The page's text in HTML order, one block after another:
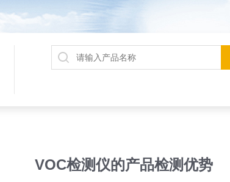
VOC检测仪的产品检测优势